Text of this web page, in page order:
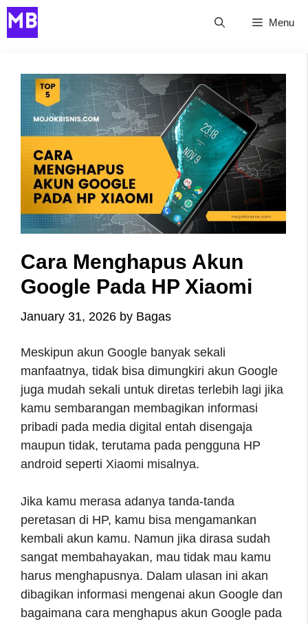
Skip
to
Menu
Cara Menghapus Akun
Google Pada HP Xiaomi
January 31, 2026 by Bagas
Meskipun akun Google banyak sekali
manfaatnya, tidak bisa dimungkiri akun Google
juga mudah sekali untuk diretas terlebih lagi jika
kamu sembarangan membagikan informasi
pribadi pada media digital entah disengaja
maupun tidak, terutama pada pengguna HP
android seperti Xiaomi misalnya.
Jika kamu merasa adanya tanda-tanda
peretasan di HP, kamu bisa mengamankan
kembali akun kamu. Namun jika dirasa sudah
sangat membahayakan, mau tidak mau kamu
harus menghapusnya. Dalam ulasan ini akan
dibagikan informasi mengenai akun Google dan
bagaimana cara menghapus akun Google pada